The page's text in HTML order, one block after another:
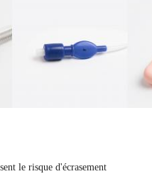
le risque d'écrasement